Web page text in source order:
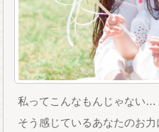
私ってこんなもんじゃない…
そう感じているあなたのお力